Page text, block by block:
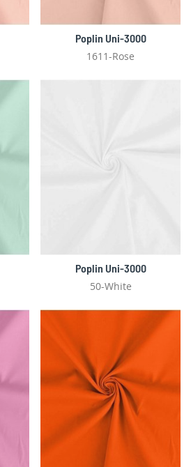
Poplin Uni-3000
1611-Rose
Poplin Uni-3000
50-White